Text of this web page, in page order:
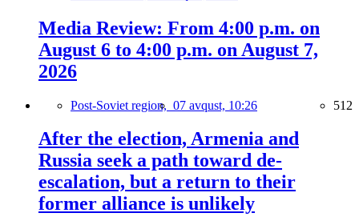
Media Review: From 4:00 p.m. on
August 6 to 4:00 p.m. on August 7,
2026
Post-Soviet region, 07 avqust, 10:26 512
After the election, Armenia and
Russia seek a path toward de-
escalation, but a return to their
former alliance is unlikely